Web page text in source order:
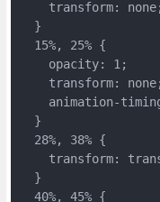
    transform: none;
  }
  15%, 25% {
    opacity: 1;
    transform: none;
animation-
  }
  28%, 38% {
transform:
  }
  40%, 45% {